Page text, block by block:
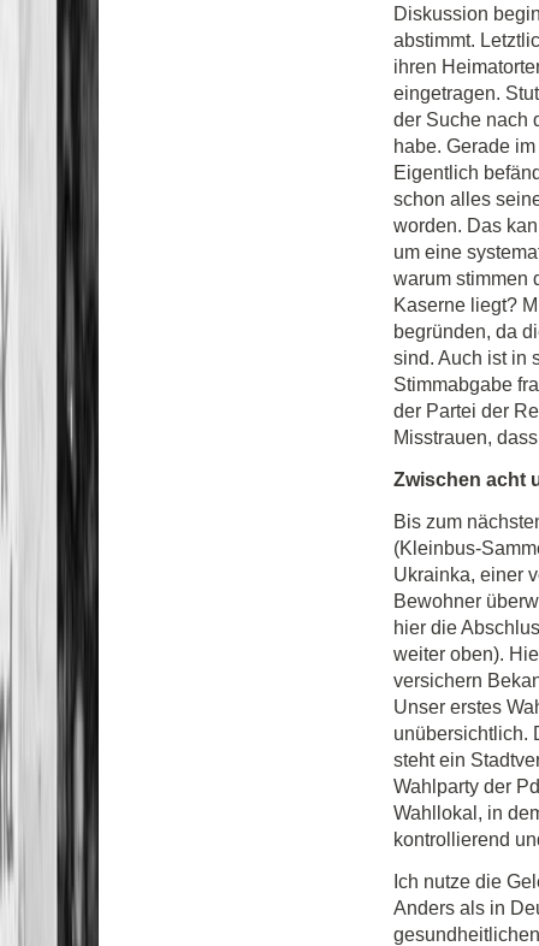
Diskussion
abstimmt.
ihren
eingetragen.
der Suche nach
habe. Gerade
Eigentlich
schon alles
worden. Das
um eine
warum stimmen
Kaserne liegt?
begründen, da
sind. Auch ist in
Stimmabgabe
der Partei der
Misstrauen,
Zwischen acht
Bis zum
(Kleinbus-
Ukrainka, einer
Bewohner
hier die
weiter oben).
versichern
Unser erstes
unübersichtlich.
steht ein
Wahlparty der
Wahllokal, in
kontrollierend
Ich nutze die
Anders als in